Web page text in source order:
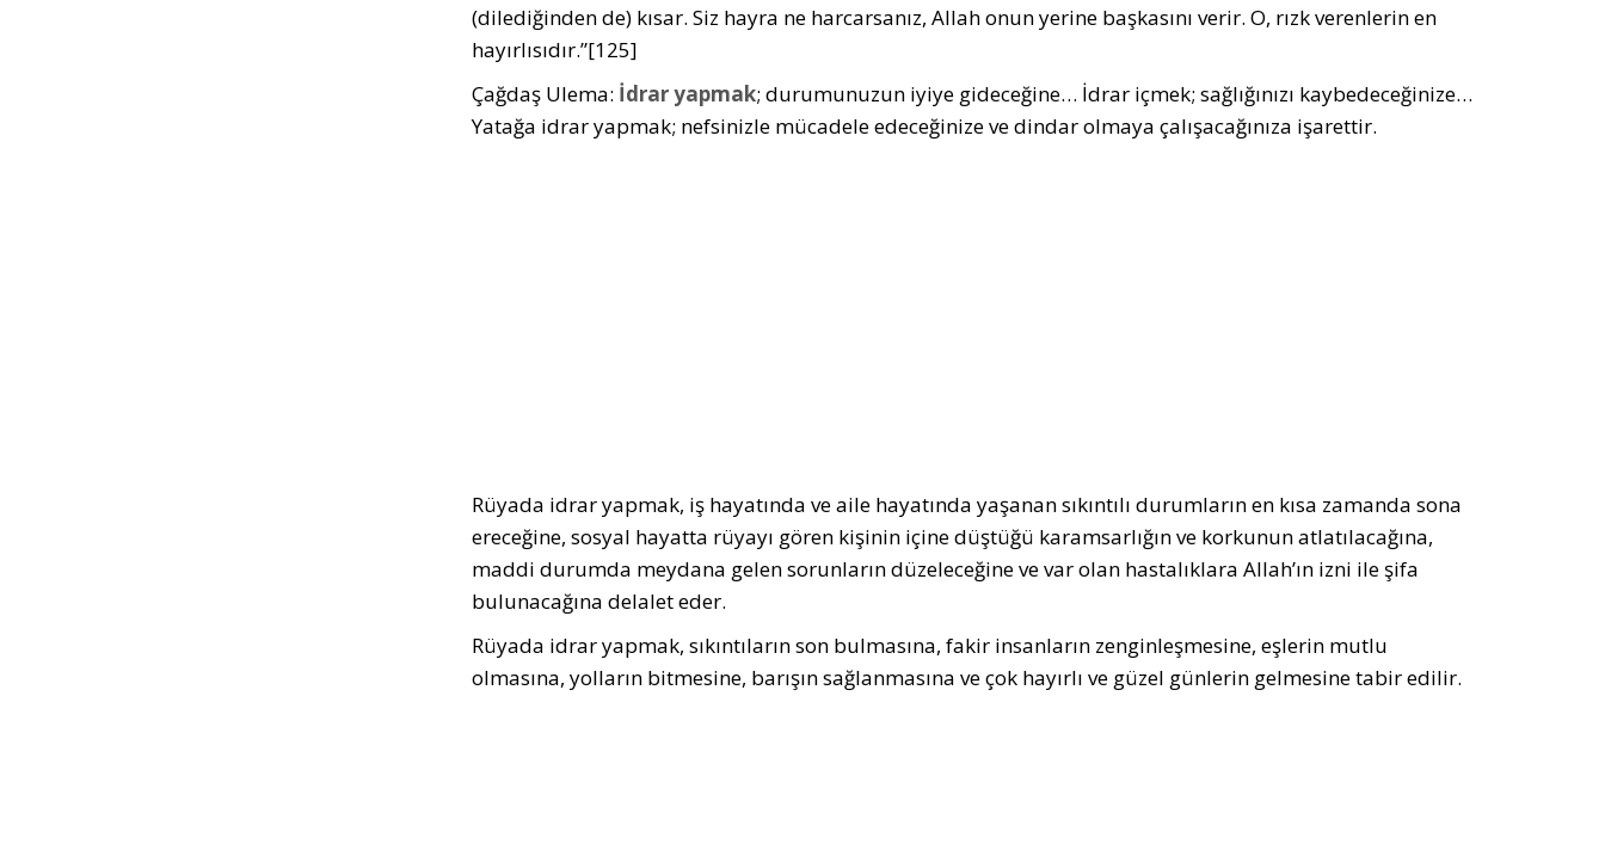
(dilediğinden de) kısar. Siz hayra ne harcarsanız, Allah onun yerine başkasını verir. O, rızk verenlerin en
hayırlısıdır.”[125]
Çağdaş Ulema: İdrar yapmak; durumunuzun iyiye gideceğine… İdrar içmek; sağlığınızı kaybedeceğinize…
Yatağa idrar yapmak; nefsinizle mücadele edeceğinize ve dindar olmaya çalışacağınıza işarettir.
Rüyada idrar yapmak, iş hayatında ve aile hayatında yaşanan sıkıntılı durumların en kısa zamanda sona
ereceğine, sosyal hayatta rüyayı gören kişinin içine düştüğü karamsarlığın ve korkunun atlatılacağına,
maddi durumda meydana gelen sorunların düzeleceğine ve var olan hastalıklara Allah’ın izni ile şifa
bulunacağına delalet eder.
Rüyada idrar yapmak, sıkıntıların son bulmasına, fakir insanların zenginleşmesine, eşlerin mutlu
olmasına, yolların bitmesine, barışın sağlanmasına ve çok hayırlı ve güzel günlerin gelmesine tabir edilir.